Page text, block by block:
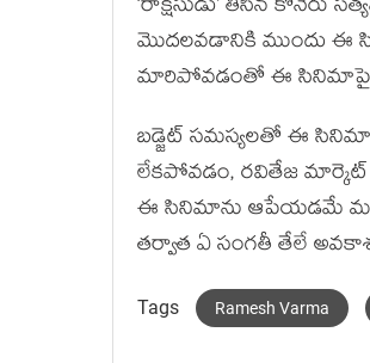
‘రాక్షసుడు’ తీసిన
మొదలవడానికి ముందు ఈ
మారిపోవడంతో ఈ సినిమాపై
బడ్జెట్ సమస్యలతో ఈ
లేకపోవడం, రవితేజ మార్కెట్
ఈ సినిమాను ఆపేయడమే
తర్వాత ఏ సంగతీ తేలే
Tags Ramesh Varma